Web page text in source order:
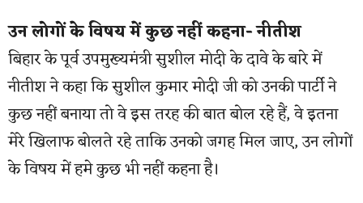
उन लोगों के विषय में कुछ नहीं कहना- नीतीश
बिहार के पूर्व उपमुख्यमंत्री सुशील मोदी के दावे के बारे में
नीतीश ने कहा कि सुशील कुमार मोदी जी को उनकी पार्टी ने
कुछ नहीं बनाया तो वे इस तरह की बात बोल रहे हैं, वे इतना
मेरे खिलाफ बोलते रहे ताकि उनको जगह मिल जाए, उन लोगों
के विषय में हमे कुछ भी नहीं कहना है।